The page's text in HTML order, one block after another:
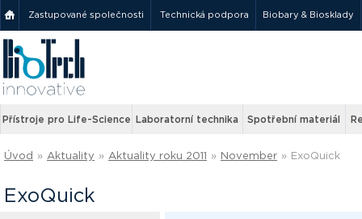
Zastupované společnosti Technická podpora Biobary & Biosklady
Přístroje pro Life-Science Laboratorní technika Spotřební materiál
Úvod » Aktuality » Aktuality roku 2011 » November » ExoQuick
ExoQuick